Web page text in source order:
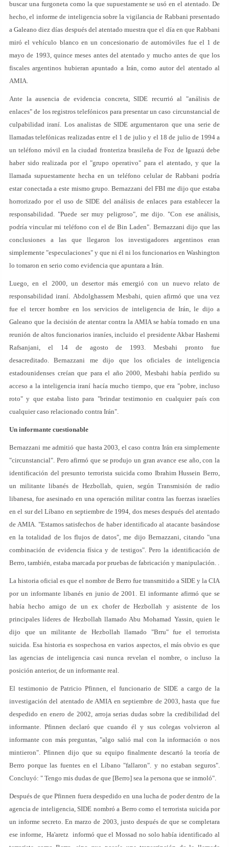
buscar una furgoneta como la que supuestamente se usó en el atentado. De
hecho, el informe de inteligencia sobre la vigilancia de Rabbani presentado
a Galeano diez días después del atentado muestra que el día en que Rabbani
miró el vehículo blanco en un concesionario de automóviles fue el 1 de
mayo de 1993, quince meses antes del atentado y mucho antes de que los
fiscales argentinos hubieran apuntado a Irán, como autor del atentado al
AMIA.
Ante la ausencia de evidencia concreta, SIDE recurrió al "análisis de
enlaces" de los registros telefónicos para presentar un caso circunstancial de
culpabilidad iraní. Los analistas de SIDE argumentaron que una serie de
llamadas telefónicas realizadas entre el 1 de julio y el 18 de julio de 1994 a
un teléfono móvil en la ciudad fronteriza brasileña de Foz de Iguazú debe
haber sido realizada por el "grupo operativo" para el atentado, y que la
llamada supuestamente hecha en un teléfono celular de Rabbani podría
estar conectada a este mismo grupo. Bernazzani del FBI me dijo que estaba
horrorizado por el uso de SIDE del análisis de enlaces para establecer la
responsabilidad. "Puede ser muy peligroso", me dijo. "Con ese análisis,
podría vincular mi teléfono con el de Bin Laden". Bernazzani dijo que las
conclusiones a las que llegaron los investigadores argentinos eran
simplemente "especulaciones" y que ni él ni los funcionarios en Washington
lo tomaron en serio como evidencia que apuntara a Irán.
Luego, en el 2000, un desertor más emergió con un nuevo relato de
responsabilidad iraní. Abdolghassem Mesbahi, quien afirmó que una vez
fue el tercer hombre en los servicios de inteligencia de Irán, le dijo a
Galeano que la decisión de atentar contra la AMIA se había tomado en una
reunión de altos funcionarios iraníes, incluido el presidente Akbar Hashemi
Rafsanjani, el 14 de agosto de 1993. Mesbahi pronto fue
desacreditado. Bernazzani me dijo que los oficiales de inteligencia
estadounidenses creían que para el año 2000, Mesbahi había perdido su
acceso a la inteligencia iraní hacía mucho tiempo, que era "pobre, incluso
roto" y que estaba listo para "brindar testimonio en cualquier país con
cualquier caso relacionado contra Irán".
Un informante cuestionable
Bernazzani me admitió que hasta 2003, el caso contra Irán era simplemente
"circunstancial". Pero afirmó que se produjo un gran avance ese año, con la
identificación del presunto terrorista suicida como Ibrahim Hussein Berro,
un militante libanés de Hezbollah, quien, según Transmisión de radio
libanesa, fue asesinado en una operación militar contra las fuerzas israelíes
en el sur del Líbano en septiembre de 1994, dos meses después del atentado
de AMIA. "Estamos satisfechos de haber identificado al atacante basándose
en la totalidad de los flujos de datos", me dijo Bernazzani, citando "una
combinación de evidencia física y de testigos". Pero la identificación de
Berro, también, estaba marcada por pruebas de fabricación y manipulación. .
La historia oficial es que el nombre de Berro fue transmitido a SIDE y la CIA
por un informante libanés en junio de 2001. El informante afirmó que se
había hecho amigo de un ex chofer de Hezbollah y asistente de los
principales líderes de Hezbollah llamado Abu Mohamad Yassin, quien le
dijo que un militante de Hezbollah llamado "Brru" fue el terrorista
suicida. Esa historia es sospechosa en varios aspectos, el más obvio es que
las agencias de inteligencia casi nunca revelan el nombre, o incluso la
posición anterior, de un informante real.
El testimonio de Patricio Pfinnen, el funcionario de SIDE a cargo de la
investigación del atentado de AMIA en septiembre de 2003, hasta que fue
despedido en enero de 2002, arroja serias dudas sobre la credibilidad del
informante. Pfinnen declaró que cuando él y sus colegas volvieron al
informante con más preguntas, "algo salió mal con la información o nos
mintieron". Pfinnen dijo que su equipo finalmente descartó la teoría de
Berro porque las fuentes en el Líbano "fallaron". y no estaban seguros".
Concluyó: " Tengo mis dudas de que [Berro] sea la persona que se inmoló".
Después de que Pfinnen fuera despedido en una lucha de poder dentro de la
agencia de inteligencia, SIDE nombró a Berro como el terrorista suicida por
un informe secreto. En marzo de 2003, justo después de que se completara
ese informe, Ha'aretz informó que el Mossad no solo había identificado al